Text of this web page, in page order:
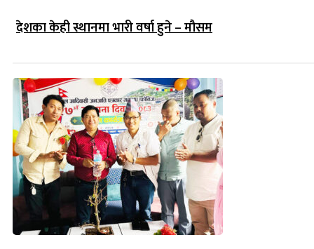
देशका केही स्थानमा भारी वर्षा हुने – मौसम